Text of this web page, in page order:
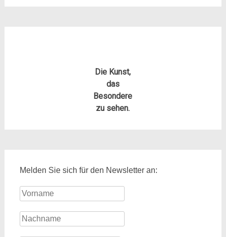
Die Kunst,
das
Besondere
zu sehen.
Melden Sie sich für den Newsletter an: